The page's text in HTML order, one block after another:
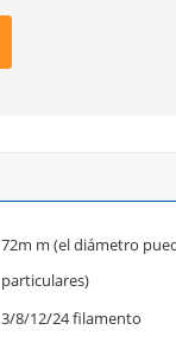
72m m (el diámetro
particulares)
3/8/12/24 filamento